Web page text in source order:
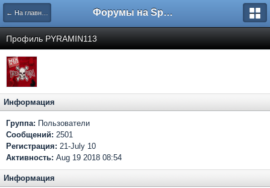
← На главную Форумы на Sportbox.ru
Профиль PYRAMIN113
Информация
Группа: Пользователи
Сообщений: 2501
Регистрация: 21-July 10
Активность: Aug 19 2018 08:54
Информация